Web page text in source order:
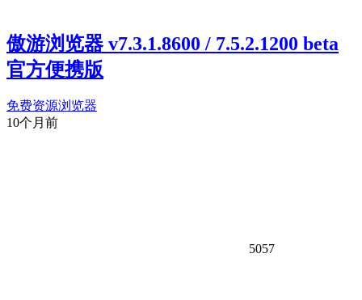
傲游浏览器 v7.3.1.8600 / 7.5.2.1200 beta
官方便携版
免费资源浏览器
10个月前
5057